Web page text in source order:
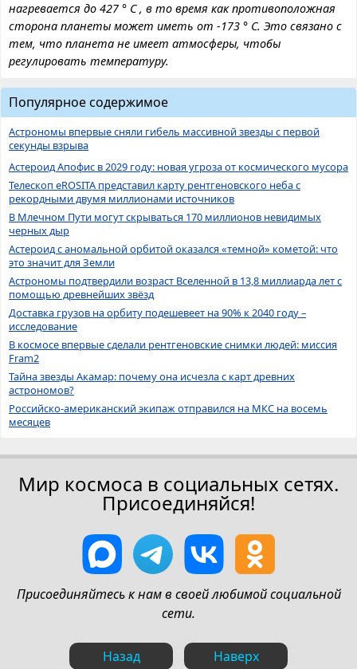
нагревается до 427 ° C , в то время как противоположная
сторона планеты может иметь от -173 ° С. Это связано с
тем, что планета не имеет атмосферы, чтобы
регулировать температуру.
Популярное содержимое
Астрономы впервые сняли гибель массивной звезды с первой
секунды взрыва
Астероид Апофис в 2029 году: новая угроза от космического мусора
Телескоп eROSITA представил карту рентгеновского неба с
рекордными двумя миллионами источников
В Млечном Пути могут скрываться 170 миллионов невидимых
черных дыр
Астероид с аномальной орбитой оказался «темной» кометой: что
это значит для Земли
Астрономы подтвердили возраст Вселенной в 13,8 миллиарда лет с
помощью древнейших звёзд
Доставка грузов на орбиту подешевеет на 90% к 2040 году –
исследование
В космосе впервые сделали рентгеновские снимки людей: миссия
Fram2
Тайна звезды Акамар: почему она исчезла с карт древних
астрономов?
Российско-американский экипаж отправился на МКС на восемь
месяцев
Мир космоса в социальных сетях.
Присоединяйся!
Присоединяйтесь к нам в своей любимой социальной
сети.
Назад Наверх